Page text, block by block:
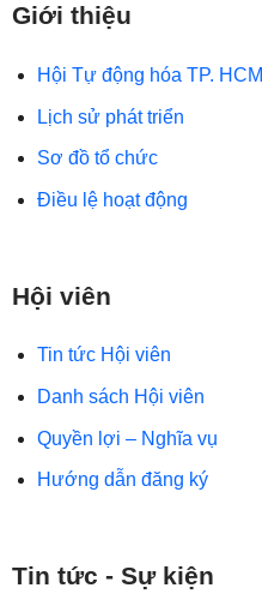
Giới thiệu
Hội Tự động hóa TP. HCM
Lịch sử phát triển
Sơ đồ tổ chức
Điều lệ hoạt động
Hội viên
Tin tức Hội viên
Danh sách Hội viên
Quyền lợi – Nghĩa vụ
Hướng dẫn đăng ký
Tin tức - Sự kiện